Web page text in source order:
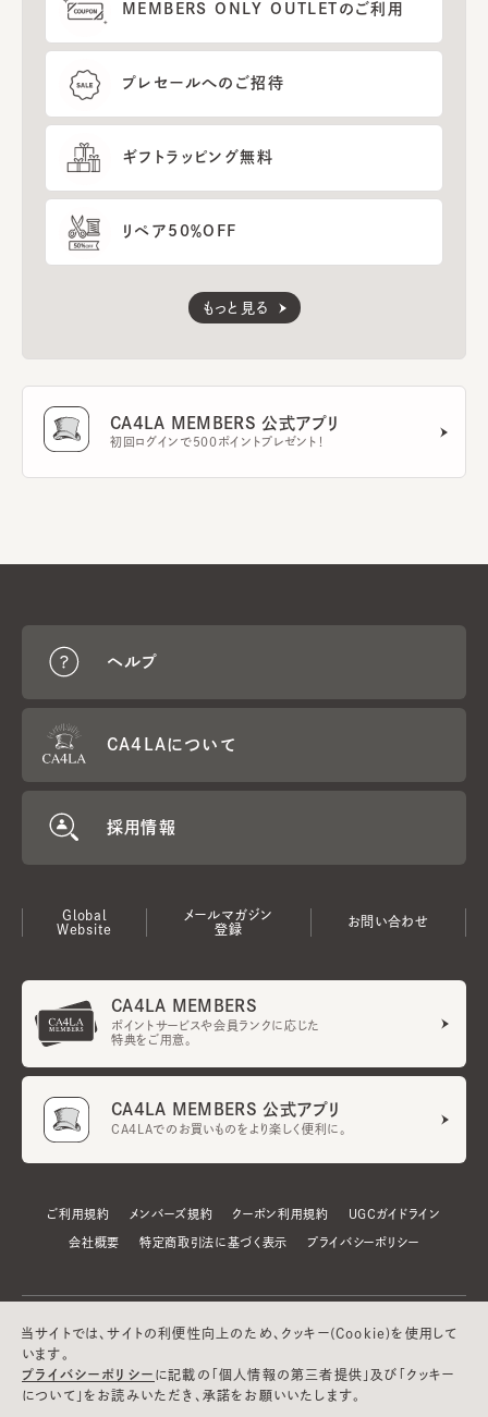
MEMBERS ONLY OUTLETのご利用
プレセールへのご招待
ギフトラッピング無料
リペア50％OFF
もっと見る
CA4LA MEMBERS 公式アプリ
初回ログインで500ポイントプレゼント！
ヘルプ
CA4LAについて
採用情報
Global
Website
メールマガジン
登録
お問い合わせ
CA4LA MEMBERS
ポイントサービスや会員ランクに応じた
特典をご用意。
CA4LA MEMBERS 公式アプリ
CA4LAでのお買いものをより楽しく便利に。
ご利用規約 メンバーズ規約 クーポン利用規約 UGCガイドライン
会社概要 特定商取引法に基づく表示 プライバシーポリシー
当サイトでは、サイトの利便性向上のため、クッキー(Cookie)を使用して
います。
プライバシーポリシー に記載の「個人情報の第三者提供」及び「クッキー
について」をお読みいただき、承諾をお願いいたします。